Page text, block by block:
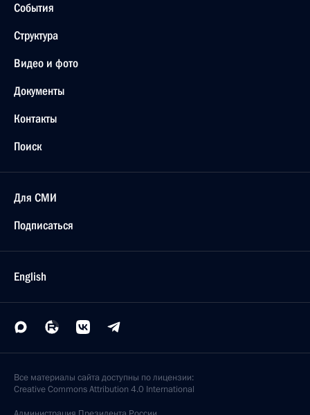
События
Структура
Видео и фото
Документы
Контакты
Поиск
Для СМИ
Подписаться
English
Все материалы сайта доступны по лицензии:
Creative Commons Attribution 4.0 International